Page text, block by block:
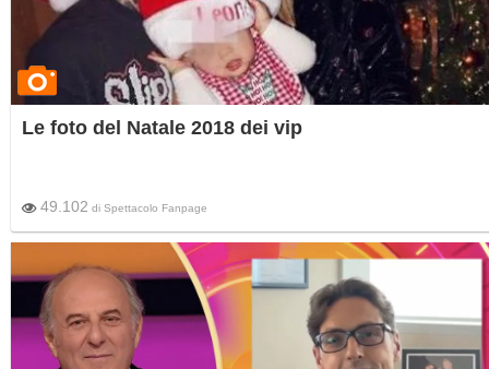
Le foto del Natale 2018 dei vip
49.102 di Spettacolo Fanpage